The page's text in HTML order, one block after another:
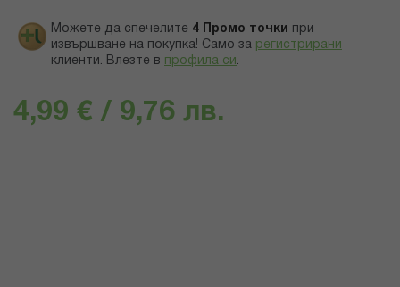
Можете да спечелите 4 Промо точки
при
извършване на покупка! Само за регистрирани
клиенти. Влезте в профила си .
4,99 € / 9,76 лв.